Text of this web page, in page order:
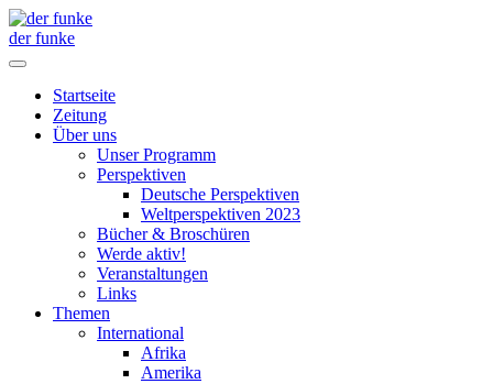
der funke
Startseite
Zeitung
Über uns
Unser Programm
Perspektiven
Deutsche Perspektiven
Weltperspektiven 2023
Bücher & Broschüren
Werde aktiv!
Veranstaltungen
Links
Themen
International
Afrika
Amerika